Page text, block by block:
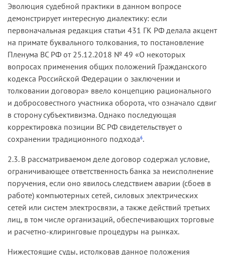
Эволюция судебной практики в данном вопросе
демонстрирует интересную диалектику: если
первоначальная редакция статьи 431 ГК РФ делала акцент
на примате буквального толкования, то постановление
Пленума ВС РФ от 25.12.2018 № 49 «О некоторых
вопросах применения общих положений Гражданского
кодекса Российской Федерации о заключении и
толковании договора» ввело концепцию рационального
и добросовестного участника оборота, что означало сдвиг
в сторону субъективизма. Однако последующая
корректировка позиции ВС РФ свидетельствует о
сохранении традиционного подхода6.
2.3. В рассматриваемом деле договор содержал условие,
ограничивающее ответственность банка за неисполнение
поручения, если оно явилось следствием аварии (сбоев в
работе) компьютерных сетей, силовых электрических
сетей или систем электросвязи, а также действий третьих
лиц, в том числе организаций, обеспечивающих торговые
и расчетно-клиринговые процедуры на рынках.
Нижестоящие суды, истолковав данное положения